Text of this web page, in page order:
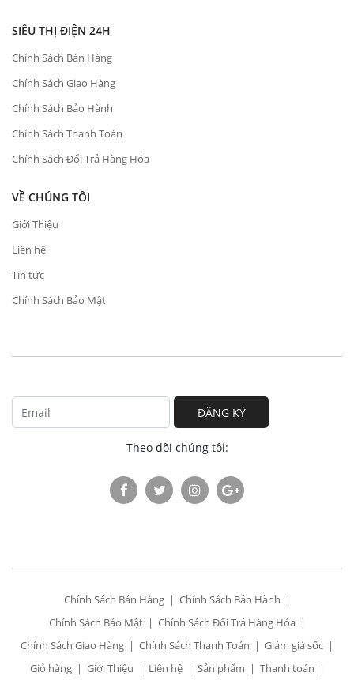
SIÊU THỊ ĐIỆN 24H
Chính Sách Bán Hàng
Chính Sách Giao Hàng
Chính Sách Bảo Hành
Chính Sách Thanh Toán
Chính Sách Đổi Trả Hàng Hóa
VỀ CHÚNG TÔI
Giới Thiệu
Liên hệ
Tin tức
Chính Sách Bảo Mật
ĐĂNG KÝ
Theo dõi chúng tôi:
Chính Sách Bán Hàng
Chính Sách Bảo Hành
Chính Sách Bảo Mật
Chính Sách Đổi Trả Hàng Hóa
Chính Sách Giao Hàng
Chính Sách Thanh Toán
Giảm giá sốc
Giỏ hàng
Giới Thiệu Liên hệ Sản phẩm Thanh toán